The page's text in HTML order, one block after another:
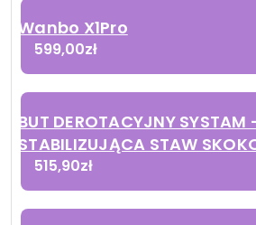
Wanbo X1Pro
599,00zł
BUT DEROTACYJNY SYSTAM
STABILIZUJĄCA STAW
515,90zł